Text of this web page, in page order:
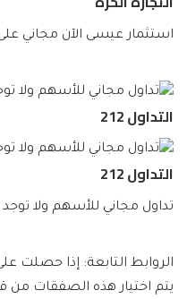
استثمار عيسى الآن مجاني
التداول 212
التداول 212
تداول مجاني للأسهم ولا
الروابط التابعة: إذا حصلت
يتم اختيار هذه الصفقات من